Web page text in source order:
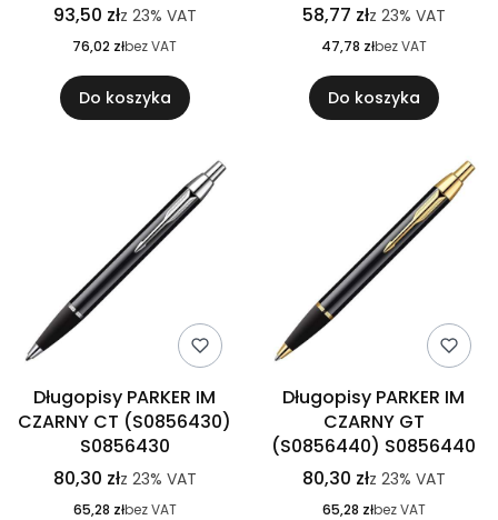
93,50 złz 23% VAT
76,02 złbez VAT
Do koszyka
58,77 złz 23% VAT
47,78 złbez VAT
Do koszyka
Długopisy PARKER IM
CZARNY CT (S0856430)
S0856430
80,30 złz 23% VAT
65,28 złbez VAT
Długopisy PARKER IM
CZARNY GT
(S0856440) S0856440
80,30 złz 23% VAT
65,28 złbez VAT